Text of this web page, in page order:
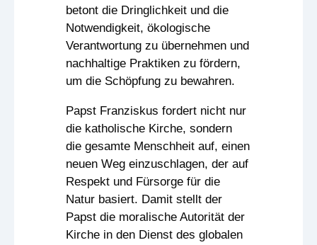
betont die Dringlichkeit und die
Notwendigkeit, ökologische
Verantwortung zu übernehmen und
nachhaltige Praktiken zu fördern,
um die Schöpfung zu bewahren.
Papst Franziskus fordert nicht nur
die katholische Kirche, sondern
die gesamte Menschheit auf, einen
neuen Weg einzuschlagen, der auf
Respekt und Fürsorge für die
Natur basiert. Damit stellt der
Papst die moralische Autorität der
Kirche in den Dienst des globalen